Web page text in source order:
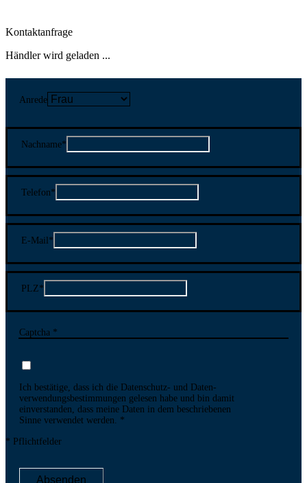
Kontaktanfrage
Händler wird geladen ...
Anrede
Nachname*
Telefon*
E-Mail*
PLZ*
Captcha *
Ich bestätige, dass ich die Datenschutz- und Daten­
verwen­dungs­bestim­mungen gelesen habe und bin damit
ein­ver­standen, dass meine Daten in dem be­schriebenen
Sinne ver­wendet werden.
* Pflichtfelder
Absenden